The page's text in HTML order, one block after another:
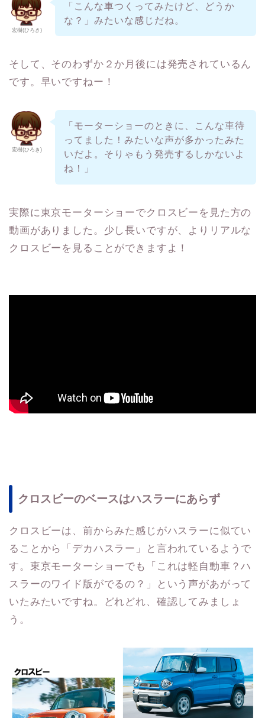
宏樹(ひろき)
「こんな車つくってみたけど、どうか
な？」みたいな感じだね。
そして、そのわずか２か月後には発売されているん
です。早いですねー！
宏樹(ひろき)
「モーターショーのときに、こんな車待
ってました！みたいな声が多かったみた
いだよ。そりゃもう発売するしかないよ
ね！」
実際に東京モーターショーでクロスビーを見た方の
動画がありました。少し長いですが、よりリアルな
クロスビーを見ることができますよ！
クロスビーのベースはハスラーにあらず
クロスビーは、前からみた感じがハスラーに似てい
ることから「デカハスラー」と言われているようで
す。東京モーターショーでも「これは軽自動車？ハ
スラーのワイド版がでるの？」という声があがって
いたみたいですね。どれどれ、確認してみましょ
う。